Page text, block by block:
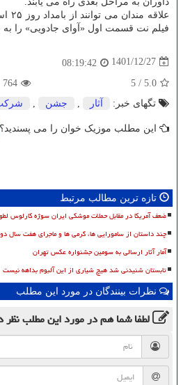
فیلم نت قسمت اول «آوای جادویی» را به
1401/12/27
08:19:42
5.0
/
5
764
تگهای خبر:
آثار جشن
این مطلب موزیک خوان را می پسندید؟
تازه ترین مطالب مرتبط
ضعف آمریکا در مقابل حملات موشکی ایران سوژه کارلوس
چند داستان از سامورایی ها، گرمی ها و ماجرای هفت سال
آمار آثار ارسالی به سومین جشنواره عکس تهران
تابستان شنیدنی شد هیچ شیاری از این آلبوم بداهه نیست
نظرات بینندگان در مورد این مطلب
لطفا شما همدر مورد این مطلبنظر